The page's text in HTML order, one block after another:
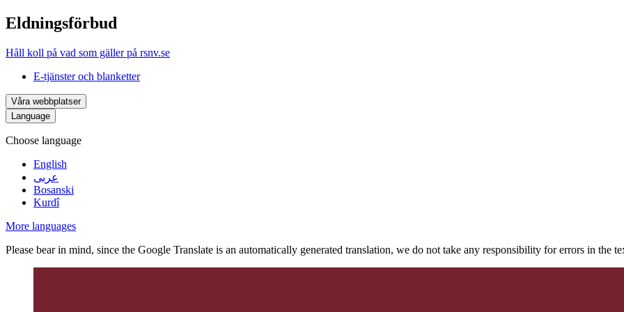
Eldningsförbud
Håll koll på vad som gäller på rsnv.se
E-tjänster och blanketter
Våra webbplatser
Language
Choose language
English
عربى
Bosanski
Kurdî
More languages
Please bear in mind, since the Google Translate is an automatically generated translation, we do not take any responsibility for errors in the